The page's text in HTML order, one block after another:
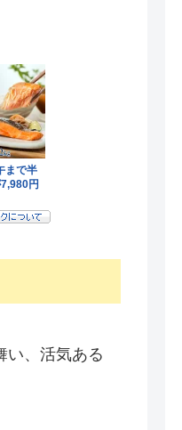
い、活気ある